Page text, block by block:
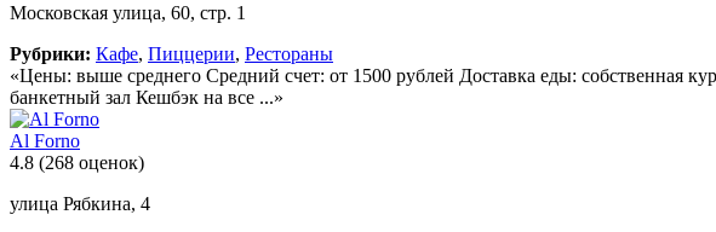
Московская улица, 60, стр. 1
Рубрики: Кафе, Пиццерии, Рестораны
«Цены: выше среднего Средний счет: от 1500 рублей Доставка еды: собственная
банкетный зал Кешбэк на все ...»
Al Forno
4.8 (268 оценок)
улица Рябкина, 4